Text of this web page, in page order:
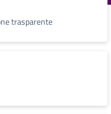
trasparente